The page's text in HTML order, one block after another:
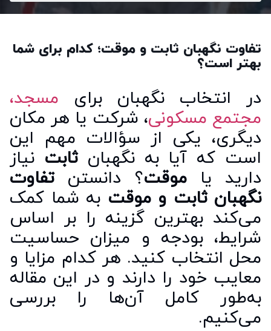
تفاوت نگهبان ثابت و موقت؛ کدام برای شما
بهتر است؟
در انتخاب نگهبان برای مسجد،
مجتمع مسکونی، شرکت یا هر مکان
دیگری، یکی از سؤالات مهم این
است که آیا به نگهبانثابت نیاز
دارید یاموقت؟ دانستنتفاوت
نگهبان ثابت و موقت به شما کمک
می‌کند بهترین گزینه را بر اساس
شرایط، بودجه و میزان حساسیت
محل انتخاب کنید. هر کدام مزایا و
معایب خود را دارند و در این مقاله
به‌طور کامل آن‌ها را بررسی
می‌کنیم.